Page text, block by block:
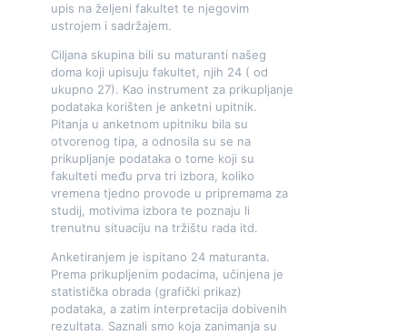
upis na željeni fakultet te njegovim
ustrojem i sadržajem.
Ciljana skupina bili su maturanti našeg
doma koji upisuju fakultet, njih 24 ( od
ukupno 27). Kao instrument za prikupljanje
podataka korišten je anketni upitnik.
Pitanja u anketnom upitniku bila su
otvorenog tipa, a odnosila su se na
prikupljanje podataka o tome koji su
fakulteti među prva tri izbora, koliko
vremena tjedno provode u pripremama za
studij, motivima izbora te poznaju li
trenutnu situaciju na tržištu rada itd.
Anketiranjem je ispitano 24 maturanta.
Prema prikupljenim podacima, učinjena je
statistička obrada (grafički prikaz)
podataka, a zatim interpretacija dobivenih
rezultata. Saznali smo koja zanimanja su